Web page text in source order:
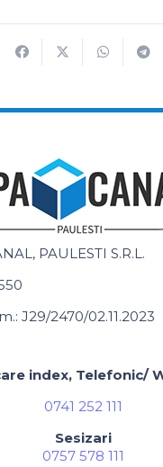
PAULESTI S.R.L.
J29/2470/02.11.2023
index, Telefonic/
0741 252 111
Sesizari
0757 578 111